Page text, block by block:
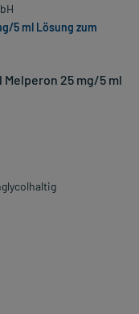
5 ml Lösung zum
25 mg/5 ml